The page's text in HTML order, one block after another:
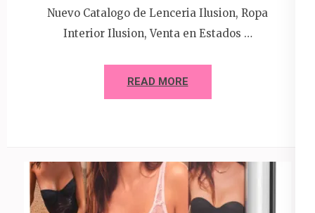
Nuevo Catalogo de Lenceria Ilusion, Ropa
Interior Ilusion, Venta en Estados …
READ MORE